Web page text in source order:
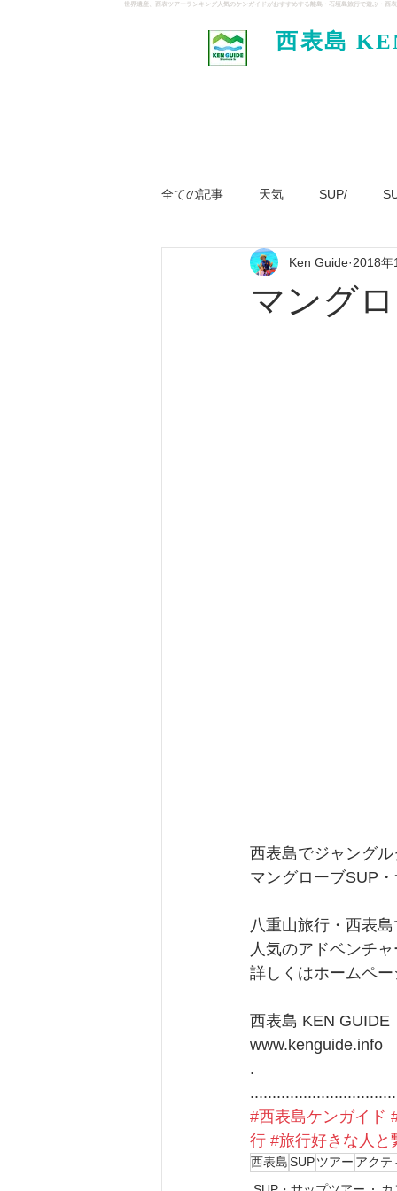
世界遺産、西表ツアーランキング人気のケンガイドがおすすめする離島・石垣島旅行で遊ぶ・
西表島
全ての記事 天気 SUP/
ジャングル大冒険ツアー パナ
マング
Ken Guide 2018年
西表島でジャング
マングローブSUP
八重山旅行・西表
人気のアドベンチ
詳しくはホームペ
西表島 KEN GUIDE
www.kenguide.info
.
#西表島ケンガイド
行 #旅行好きな人と
西表島SUPツアー アクテ